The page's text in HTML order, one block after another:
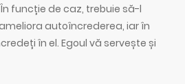
funcție de caz, trebuie să-l
autoîncrederea, iar în
în el. Egoul vă servește și